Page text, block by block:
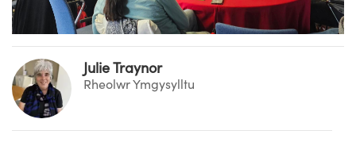
Julie Traynor
Rheolwr Ymgysylltu